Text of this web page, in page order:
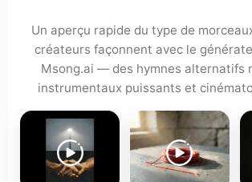
Un aperçu rapide du type de
créateurs façonnent avec le
Msong.ai — des hymnes alternatifs
instrumentaux puissants et